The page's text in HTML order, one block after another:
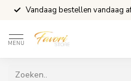
Vandaag bestellen vandaag
MENU